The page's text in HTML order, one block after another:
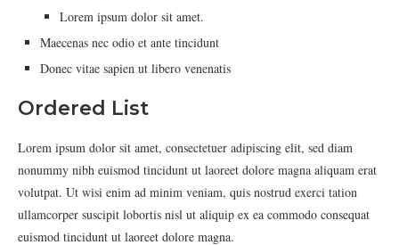
Lorem ipsum dolor sit amet.
Maecenas nec odio et ante tincidunt
Donec vitae sapien ut libero venenatis
Ordered List
Lorem ipsum dolor sit amet, consectetuer adipiscing elit, sed diam
nonummy nibh euismod tincidunt ut laoreet dolore magna aliquam erat
volutpat. Ut wisi enim ad minim veniam, quis nostrud exerci tation
ullamcorper suscipit lobortis nisl ut aliquip ex ea commodo consequat
euismod tincidunt ut laoreet dolore magna.